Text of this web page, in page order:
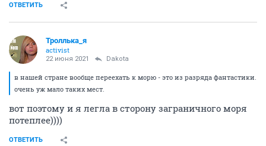
ОТВЕТИТЬ
Троллька_я
activist
22 июня 2021 Dаkota
в нашей стране вообще переехать к морю - это из разряда фантастики.
очень уж мало таких мест.
вот поэтому и я легла в сторону заграничного моря
потеплее))))
ОТВЕТИТЬ